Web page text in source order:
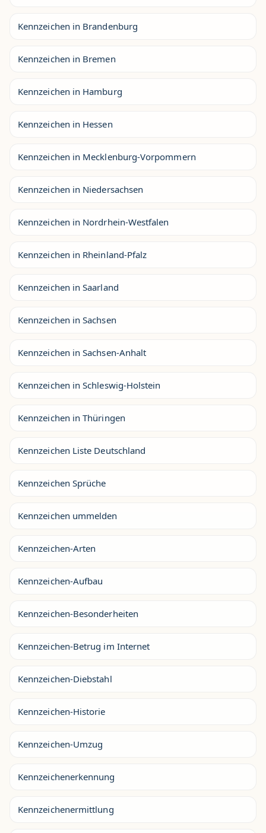
Kennzeichen in Brandenburg
Kennzeichen in Bremen
Kennzeichen in Hamburg
Kennzeichen in Hessen
Kennzeichen in Mecklenburg-Vorpommern
Kennzeichen in Niedersachsen
Kennzeichen in Nordrhein-Westfalen
Kennzeichen in Rheinland-Pfalz
Kennzeichen in Saarland
Kennzeichen in Sachsen
Kennzeichen in Sachsen-Anhalt
Kennzeichen in Schleswig-Holstein
Kennzeichen in Thüringen
Kennzeichen Liste Deutschland
Kennzeichen Sprüche
Kennzeichen ummelden
Kennzeichen-Arten
Kennzeichen-Aufbau
Kennzeichen-Besonderheiten
Kennzeichen-Betrug im Internet
Kennzeichen-Diebstahl
Kennzeichen-Historie
Kennzeichen-Umzug
Kennzeichenerkennung
Kennzeichenermittlung